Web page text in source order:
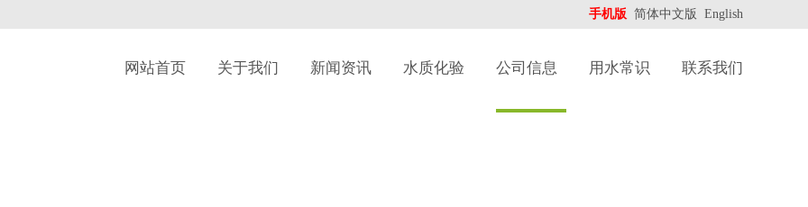
手机版 简体中文版 English
网站首页 关于我们 新闻资讯 水质化验 公司信息 用水常识 联系我们